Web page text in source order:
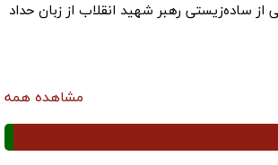
از ساده‌زیستی رهبر شهید انقلاب از زبان حداد
مشاهده همه